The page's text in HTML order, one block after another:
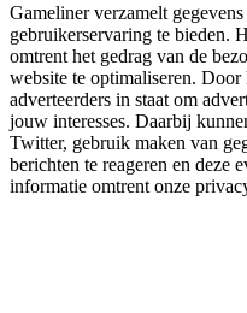
Gameliner verzamelt
gebruikerservaring te bieden.
omtrent het gedrag van de
website te optimaliseren.
adverteerders in staat om
jouw interesses. Daarbij
Twitter, gebruik maken van
berichten te reageren en deze
informatie omtrent onze